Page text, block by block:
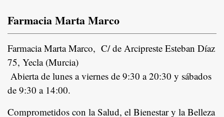
Farmacia Marta Marco
Farmacia Marta Marco, C/ de Arcipreste Esteban Díaz
75, Yecla (Murcia)
Abierta de lunes a viernes de 9:30 a 20:30 y sábados
de 9:30 a 14:00.
Comprometidos con la Salud, el Bienestar y la Belleza